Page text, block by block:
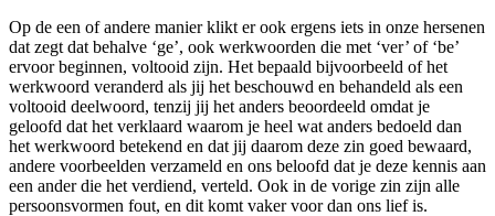
Op de een of andere manier klikt er ook ergens iets in onze hersenen
dat zegt dat behalve ‘ge’, ook werkwoorden die met ‘ver’ of ‘be’
ervoor beginnen, voltooid zijn. Het bepaald bijvoorbeeld of het
werkwoord veranderd als jij het beschouwd en behandeld als een
voltooid deelwoord, tenzij jij het anders beoordeeld omdat je
geloofd dat het verklaard waarom je heel wat anders bedoeld dan
het werkwoord betekend en dat jij daarom deze zin goed bewaard,
andere voorbeelden verzameld en ons beloofd dat je deze kennis aan
een ander die het verdiend, verteld. Ook in de vorige zin zijn alle
persoonsvormen fout, en dit komt vaker voor dan ons lief is.